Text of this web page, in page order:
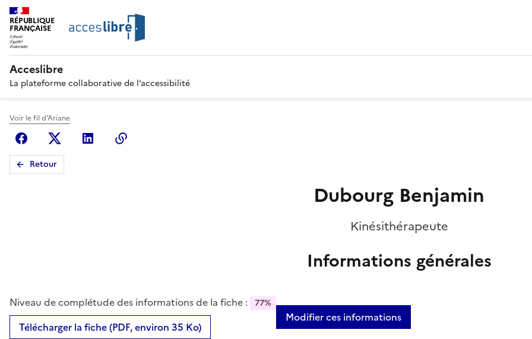
RÉPUBLIQUE
FRANÇAISE
Acceslibre
La plateforme collaborative de l’accessibilité
Voir le fil d'Ariane
FacebookX (anciennement Twitter)
Linkedin
Retour
Dubourg Benjamin
Kinésithérapeute
Informations générales
Niveau de complétude des informations de la fiche : 77%
Télécharger la fiche (PDF, environ 35 Ko)
Modifier ces informations